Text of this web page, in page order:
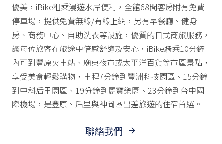
優美，iBike租乘漫遊水岸便利，全館68間客房附有免費
停車場，提供免費無線/有線上網，另有早餐廳、健身
房、商務中心、自助洗衣等設施，優質的日式商旅服務，
讓每位旅客在旅途中倍感舒適及安心，iBike騎乘10分鐘
內可到豐原火車站、廟東夜市或太平洋百貨等市區景點，
享受美食輕鬆購物，車程7分鐘到豐洲科技園區、15分鐘
到中科后里園區、19分鐘到麗寶樂園、23分鐘到台中國
際機場，是豐原、后里與神岡區出差旅遊的住宿首選。
聯絡我們 arrow_forward